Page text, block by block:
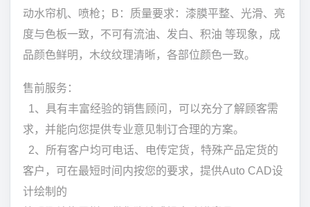
动水帘机、喷枪；B：质量要求：漆膜平整、光滑、亮
度与色板一致，不可有流油、发白、积油 等现象，成
品颜色鲜明，木纹纹理清晰，各部位颜色一致。
售前服务：
1、具有丰富经验的销售顾问，可以充分了解顾客需
求，并能向您提供专业意见制订合理的方案。
2、所有客户均可电话、电传定货，特殊产品定货的
客户，可在最短时间内按您的要求，提供Auto CAD设
计绘制的